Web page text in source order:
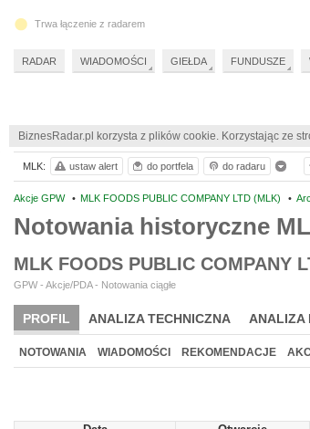
BiznesRadar.pl korzysta z plików cookie. Korzystając ze
Akcje GPW • MLK FOODS PUBLIC COMPANY LTD (MLK) •
Notowania historyczne
MLK FOODS PUBLIC COMPANY
GPW - Akcje/PDA - Notowania ciągłe
PROFIL ANALIZA TECHNICZNA ANALIZA
NOTOWANIA WIADOMOŚCI REKOMENDACJE
MLK: ustaw alert do portfela do radaru
374
Trwa łączenie z radarem
RADAR WIADOMOŚCI GIEŁDA FUNDUSZE